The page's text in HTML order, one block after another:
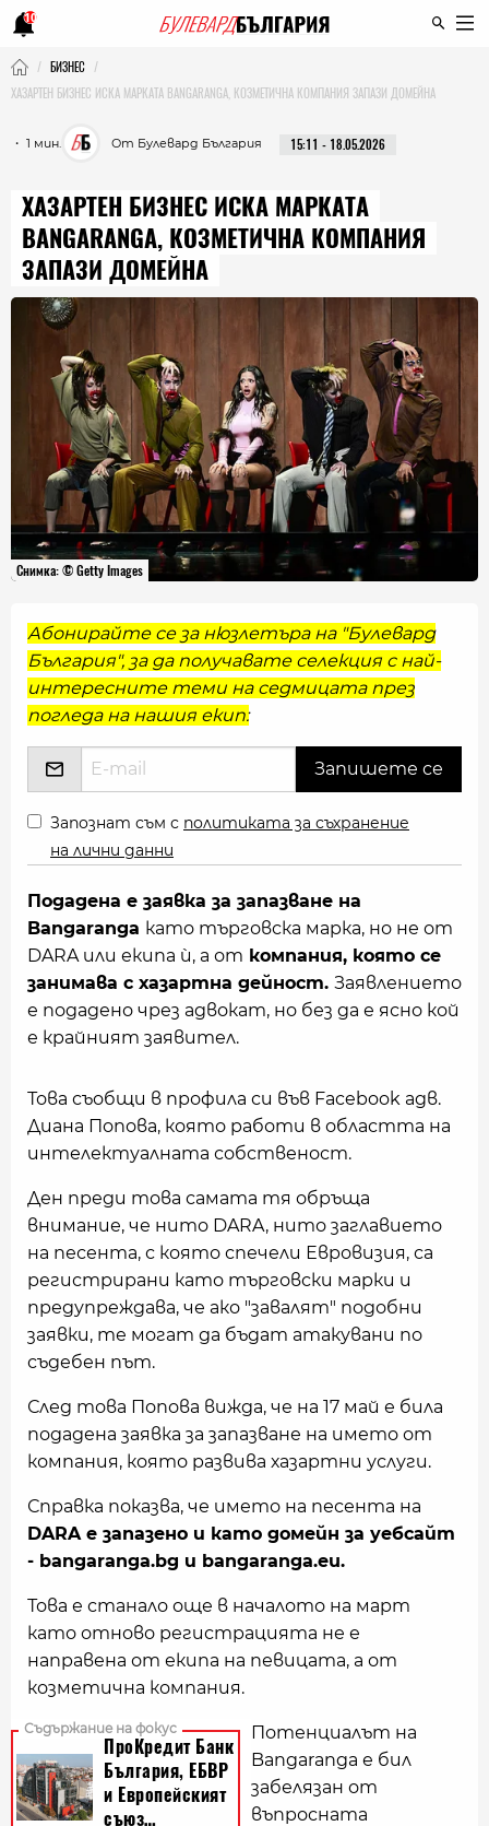
10
БИЗНЕС
ХАЗАРТЕН БИЗНЕС ИСКА МАРКАТА BANGARANGA, КОЗМЕТИЧНА КОМПАНИЯ ЗАПАЗИ ДОМЕЙНА
・ 1 мин. От Булевард България 15:11 - 18.05.2026
ХАЗАРТЕН БИЗНЕС ИСКА МАРКАТА
BANGARANGA, КОЗМЕТИЧНА КОМПАНИЯ
ЗАПАЗИ ДОМЕЙНА
Снимка: © Getty Images
Абонирайте се за нюзлетъра на "Булевард
България", за да получавате селекция с най-
интересните теми на седмицата през
погледа на нашия екип:
Запознат съм с политиката за съхранение
на лични данни
Подадена е заявка за запазване на
Bangaranga като търговска марка, но не от
DARA или екипа ѝ, а от компания, която се
занимава с хазартна дейност. Заявлението
е подадено чрез адвокат, но без да е ясно кой
е крайният заявител.
Това съобщи в профила си във Facebook адв.
Диана Попова, която работи в областта на
интелектуалната собственост.
Ден преди това самата тя обръща
внимание, че нито DARA, нито заглавието
на песента, с която спечели Евровизия, са
регистрирани като търговски марки и
предупреждава, че ако "завалят" подобни
заявки, те могат да бъдат атакувани по
съдебен път.
След това Попова вижда, че на 17 май е била
подадена заявка за запазване на името от
компания, която развива хазартни услуги.
Справка показва, че името на песента на
DARA е запазено и като домейн за уебсайт
- bangaranga.bg и bangaranga.eu.
Това е станало още в началото на март
като отново регистрацията не е
направена от екипа на певицата, а от
козметична компания.
Потенциалът на
Bangaranga е бил
забелязан от
въпросната